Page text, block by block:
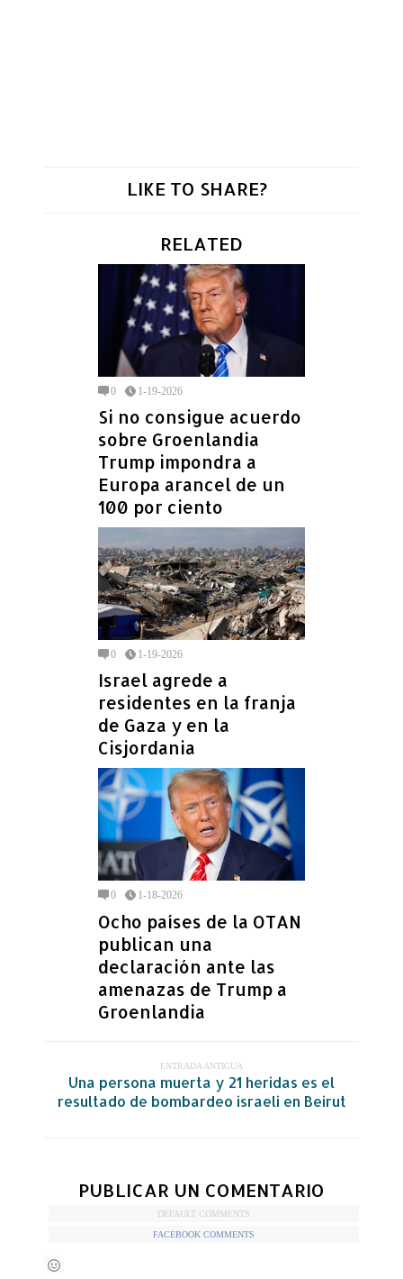
LIKE TO SHARE?
RELATED
0 1-19-2026
Si no consigue acuerdo
sobre Groenlandia
Trump impondra a
Europa arancel de un
100 por ciento
0 1-19-2026
Israel agrede a
residentes en la franja
de Gaza y en la
Cisjordania
0 1-18-2026
Ocho países de la OTAN
publican una
declaración ante las
amenazas de Trump a
Groenlandia
ENTRADA ANTIGUA
Una persona muerta y 21 heridas es el
resultado de bombardeo israeli en Beirut
PUBLICAR UN COMENTARIO
DEFAULT COMMENTS
FACEBOOK COMMENTS